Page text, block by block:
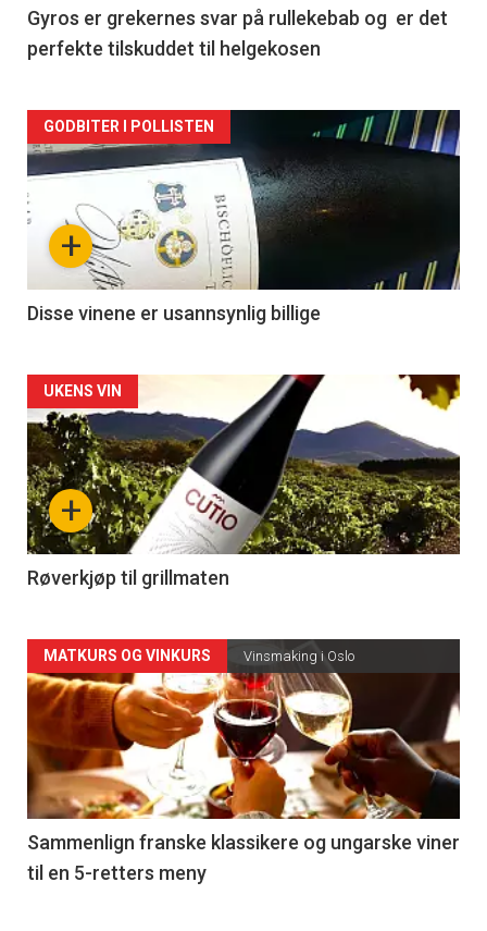
2
Gyros er grekernes svar på rullekebab og er det
perfekte tilskuddet til helgekosen
Forsiden
akkurat
nå
3
+
GODBITER I POLLISTEN
Disse vinene er usannsynlig billige
Forsiden
akkurat
nå
-
4
+
UKENS VIN
Røverkjøp til grillmaten
Forsiden
akkurat
nå
-
5
MATKURS OG VINKURS Vinsmaking i Oslo
Sammenlign franske klassikere og ungarske viner
til en 5-retters meny